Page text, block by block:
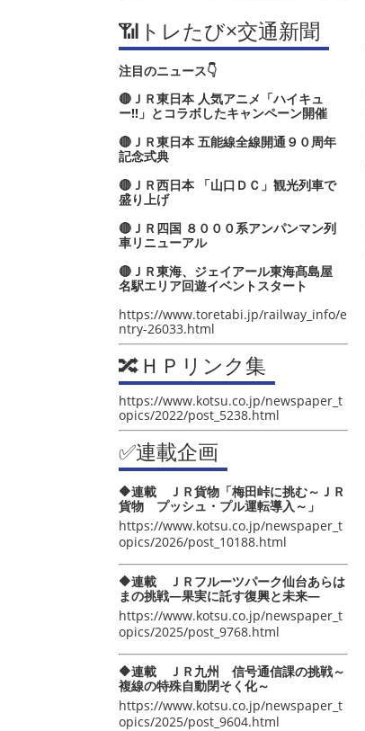
📶トレたび×交通新聞
注目のニュース👇
🔴ＪＲ東日本 人気アニメ「ハイキュ
ー‼」とコラボしたキャンペーン開催
🔴ＪＲ東日本 五能線全線開通９０周年
記念式典
🔴ＪＲ西日本 「山口ＤＣ」観光列車で
盛り上げ
🔴ＪＲ四国 ８０００系アンパンマン列
車リニューアル
🔴ＪＲ東海、ジェイアール東海髙島屋
名駅エリア回遊イベントスタート
https://www.toretabi.jp/railway_info/e
ntry-26033.html
🔀ＨＰリンク集
https://www.kotsu.co.jp/newspaper_t
opics/2022/post_5238.html
✅連載企画
🔶連載 ＪＲ貨物「梅田峠に挑む～ＪＲ
貨物 プッシュ・プル運転導入～」
https://www.kotsu.co.jp/newspaper_t
opics/2026/post_10188.html
🔶連載 ＪＲフルーツパーク仙台あらは
まの挑戦―果実に託す復興と未来―
https://www.kotsu.co.jp/newspaper_t
opics/2025/post_9768.html
🔶連載 ＪＲ九州 信号通信課の挑戦～
複線の特殊自動閉そく化～
https://www.kotsu.co.jp/newspaper_t
opics/2025/post_9604.html